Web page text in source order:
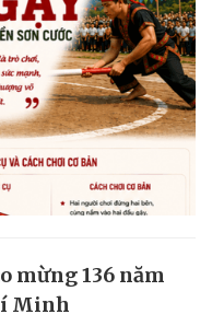
mừng 136 năm
Minh